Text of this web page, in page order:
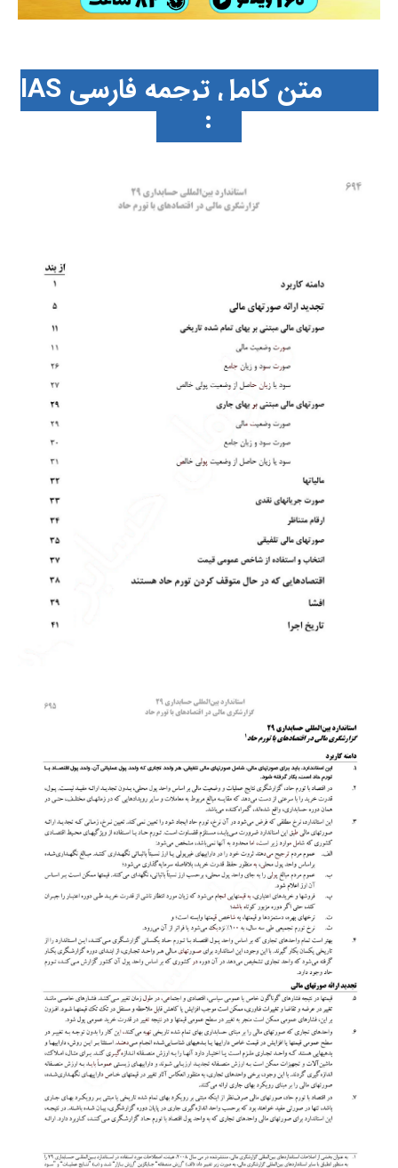
متن کامل ترجمه فارسی IAS
29: